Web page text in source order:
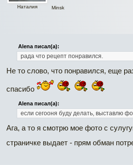
Наталия Minsk
Alena писал(а):
рада что рецепт понравился.
Не то слово, что понравился, еще
спасибо
Alena писал(а):
если сегооня буду делать, выставлю
Ага, а то я смотрю мое фото с
страничке выдает - прям обман